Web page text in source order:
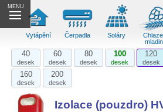
MENU
Vytápění Čerpadla Soláry
40
desek
60
desek
80
desek
100
desek
120
desek
160
desek
200
desek
Izolace (pouzdro)